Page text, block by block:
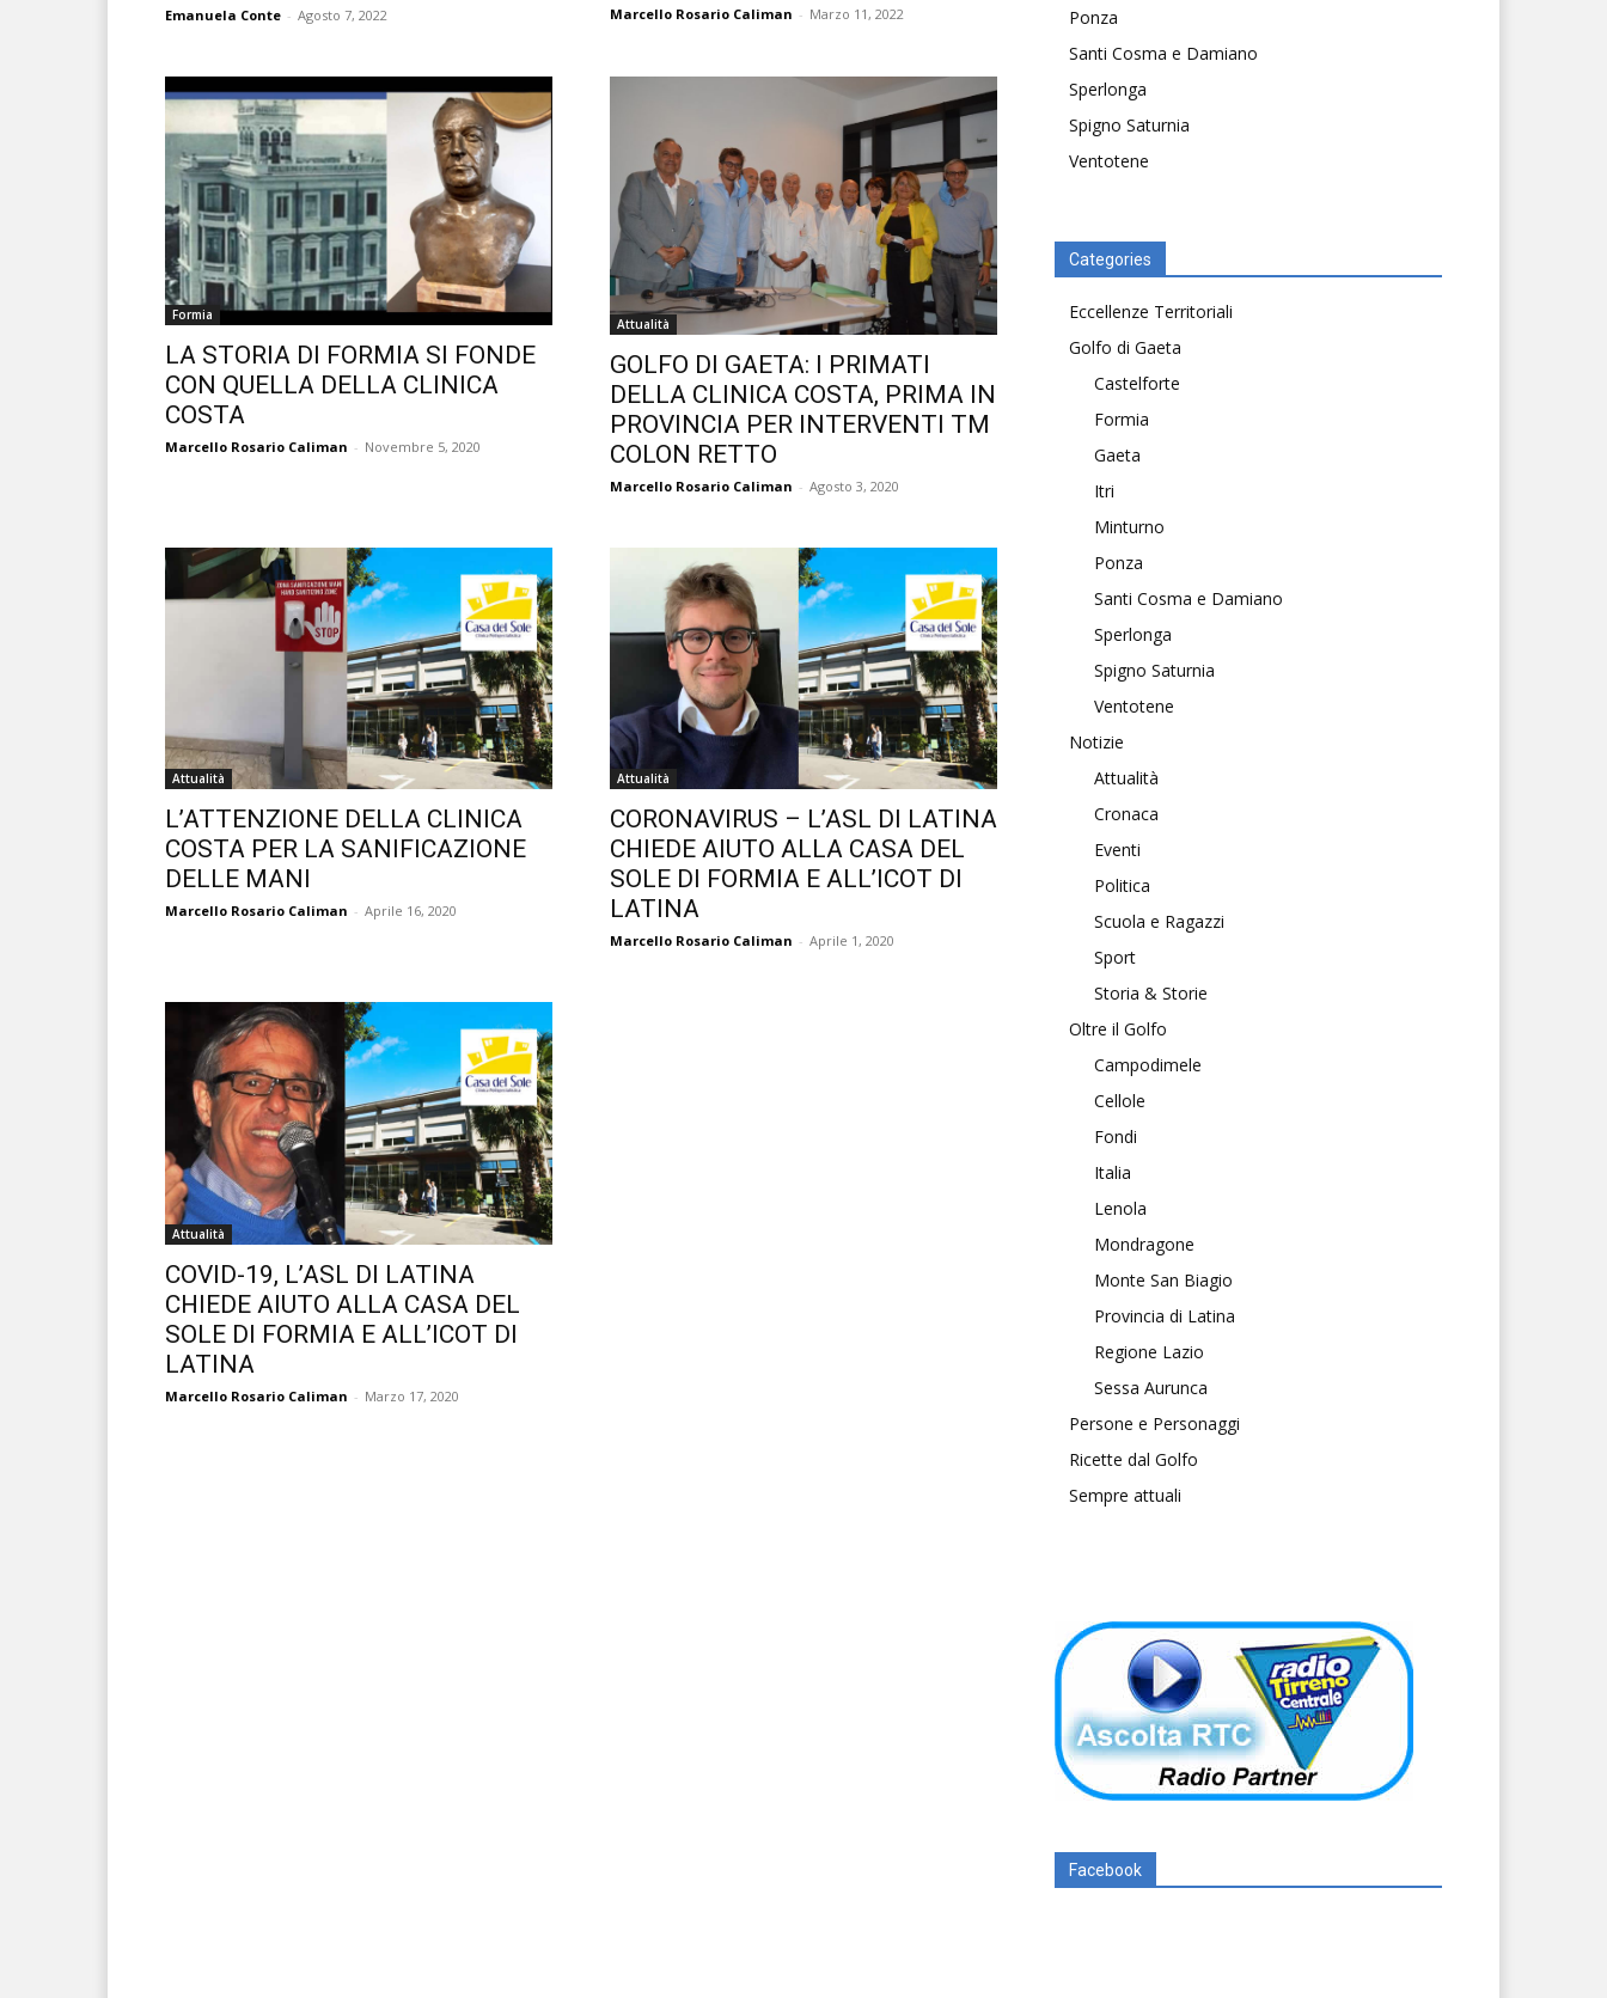
Emanuela Conte - Agosto 7, 2022 Marcello Rosario Caliman - Marzo 11, 2022
Formia
LA STORIA DI FORMIA SI FONDE
CON QUELLA DELLA CLINICA
COSTA
Marcello Rosario Caliman - Novembre 5, 2020
Attualità
GOLFO DI GAETA: I PRIMATI
DELLA CLINICA COSTA, PRIMA IN
PROVINCIA PER INTERVENTI TM
COLON RETTO
Marcello Rosario Caliman - Agosto 3, 2020
Attualità
L’ATTENZIONE DELLA CLINICA
COSTA PER LA SANIFICAZIONE
DELLE MANI
Marcello Rosario Caliman - Aprile 16, 2020
Attualità
CORONAVIRUS – L’ASL DI LATINA
CHIEDE AIUTO ALLA CASA DEL
SOLE DI FORMIA E ALL’ICOT DI
LATINA
Marcello Rosario Caliman - Aprile 1, 2020
Attualità
COVID-19, L’ASL DI LATINA
CHIEDE AIUTO ALLA CASA DEL
SOLE DI FORMIA E ALL’ICOT DI
LATINA
Marcello Rosario Caliman - Marzo 17, 2020
Ponza
Santi Cosma e Damiano
Sperlonga
Spigno Saturnia
Ventotene
Categories
Eccellenze Territoriali
Golfo di Gaeta
Castelforte
Formia
Gaeta
Itri
Minturno
Ponza
Santi Cosma e Damiano
Sperlonga
Spigno Saturnia
Ventotene
Notizie
Attualità
Cronaca
Eventi
Politica
Scuola e Ragazzi
Sport
Storia & Storie
Oltre il Golfo
Campodimele
Cellole
Fondi
Italia
Lenola
Mondragone
Monte San Biagio
Provincia di Latina
Regione Lazio
Sessa Aurunca
Persone e Personaggi
Ricette dal Golfo
Sempre attuali
Facebook